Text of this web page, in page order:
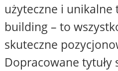
użyteczne i unikalne
building – to
skuteczne
Dopracowane